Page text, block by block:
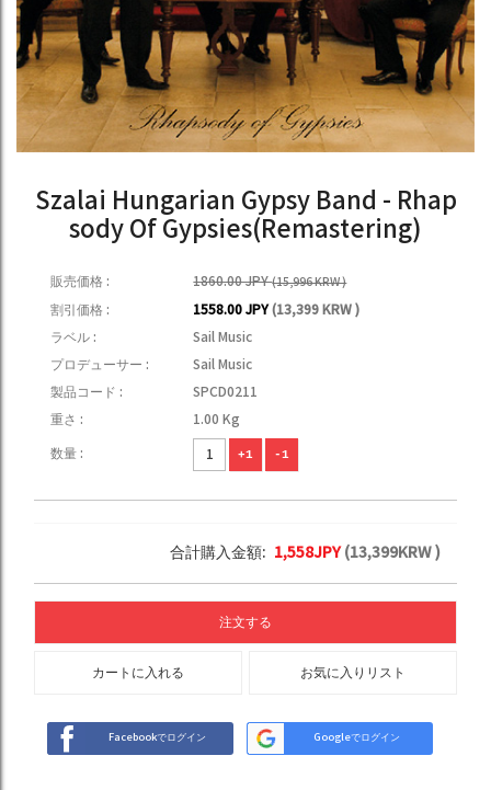
Szalai Hungarian Gypsy Band - Rhap
sody Of Gypsies(Remastering)
販売価格 : 1860.00 JPY(15,996 KRW )
割引価格 : 1558.00 JPY(13,399 KRW )
ラベル :
Sail Music
プロデューサー :
Sail Music
製品コード :
SPCD0211
重さ :
1.00 Kg
数量 : +1 -1
合計購入金額: 1,558JPY(13,399KRW )
注文する
カートに入れる お気に入りリスト
Facebookでログイン Googleでログイン